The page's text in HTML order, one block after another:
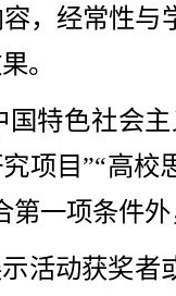
，经常性与
。
国特色社会
项目”“高
第一项条件
活动获奖者